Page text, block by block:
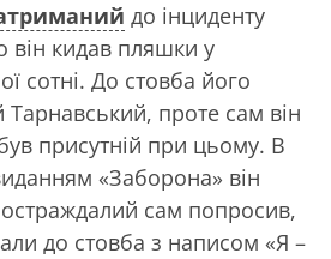
до інциденту
він кидав пляшки у
сотні. До стовба його
Тарнавський, проте сам він
присутній при цьому. В
«Заборона» він
сам попросив,
до стовба з написом «Я –